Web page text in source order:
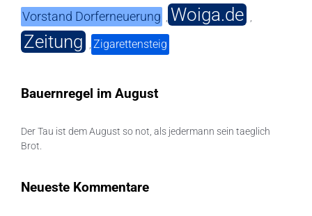
Vorstand Dorferneuerung , Woiga.de ,
Zeitung , Zigarettensteig
Bauernregel im August
Der Tau ist dem August so not, als jedermann sein taeglich
Brot.
Neueste Kommentare